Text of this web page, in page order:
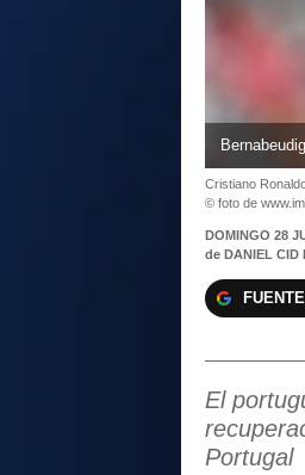
Cristiano
© foto de
DOMINGO 28
de DANIEL CID
El
Portugal